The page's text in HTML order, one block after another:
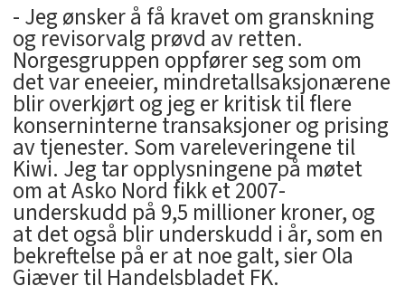
- Jeg ønsker å få kravet om granskning
og revisorvalg prøvd av retten.
Norgesgruppen oppfører seg som om
det var eneeier, mindretallsaksjonærene
blir overkjørt og jeg er kritisk til flere
konserninterne transaksjoner og prising
av tjenester. Som vareleveringene til
Kiwi. Jeg tar opplysningene på møtet
om at Asko Nord fikk et 2007-
underskudd på 9,5 millioner kroner, og
at det også blir underskudd i år, som en
bekreftelse på er at noe galt, sier Ola
Giæver til Handelsbladet FK.